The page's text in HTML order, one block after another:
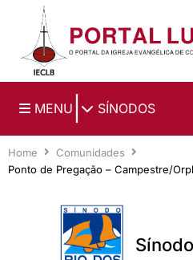
Ir para o conteúdo principal
MENU SÍNODOS
Home
Comunidades
Ponto de Pregação – Campestre/